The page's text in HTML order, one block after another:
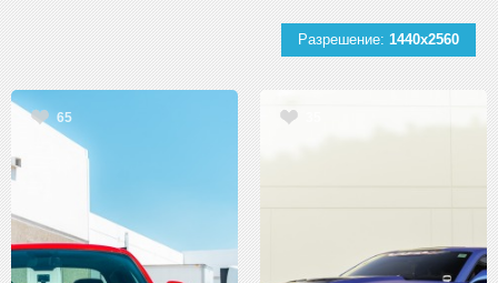
Разрешение: 1440x2560
65